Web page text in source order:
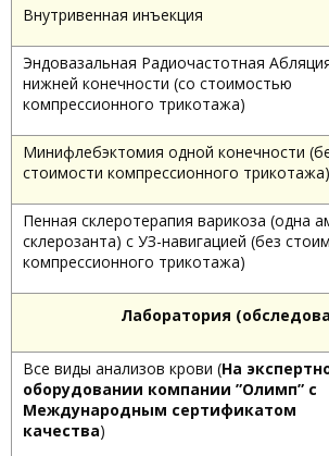
Внутривенная инъекция
Эндовазальная Радиочастотная
нижней конечности (со стоимостью
компрессионного трикотажа)
Минифлебэктомия одной конечности
стоимости компрессионного трикотажа)
Пенная склеротерапия варикоза (одна
склерозанта) с УЗ-навигацией (без
компрессионного трикотажа)
Лаборатория
Все виды анализов крови (На
оборудовании компании ”Олимп” с
Международным сертификатом
качества)